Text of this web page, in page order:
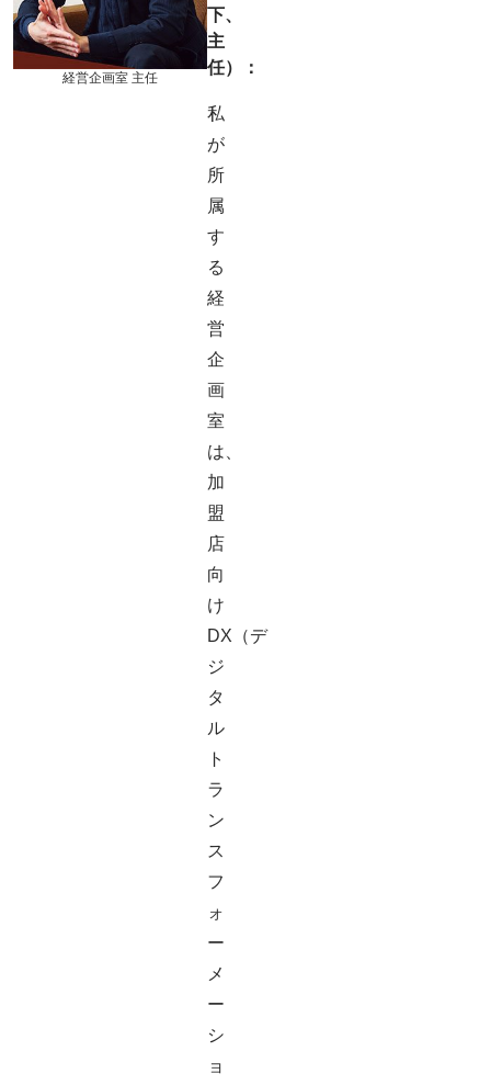
経営企画室 主任
下、
主
任）：
私
が
所
属
す
る
経
営
企
画
室
は、
加
盟
店
向
け
DX（デ
ジ
タ
ル
ト
ラ
ン
ス
フ
ォ
ー
メ
ー
シ
ョ